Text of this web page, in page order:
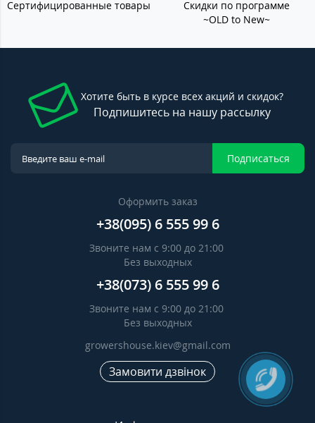
Сертифицированные товары
Скидки по программе
~OLD to New~
Хотите быть в курсе всех акций и скидок?
Подпишитесь на нашу рассылку
Подписаться
Оформить заказ
+38(095) 6 555 99 6
Звоните нам с 9:00 до 21:00
Без выходных
+38(073) 6 555 99 6
Звоните нам с 9:00 до 21:00
Без выходных
growershouse.kiev@gmail.com
Замовити дзвінок